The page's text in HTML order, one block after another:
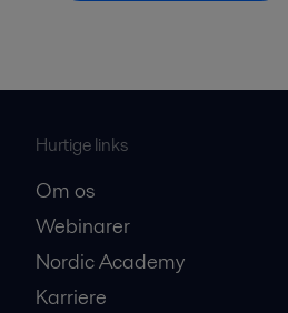
Hurtige links
Om os
Webinarer
Nordic Academy
Karriere